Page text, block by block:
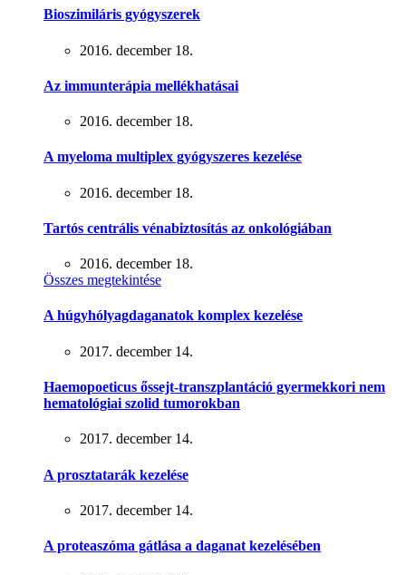
Bioszimiláris gyógyszerek
2016. december 18.
Az immunterápia mellékhatásai
2016. december 18.
A myeloma multiplex gyógyszeres kezelése
2016. december 18.
Tartós centrális vénabiztosítás az onkológiában
2016. december 18.
Összes megtekintése
A húgyhólyagdaganatok komplex kezelése
2017. december 14.
Haemopoeticus őssejt-transzplantáció gyermekkori nem
hematológiai szolid tumorokban
2017. december 14.
A prosztatarák kezelése
2017. december 14.
A proteaszóma gátlása a daganat kezelésében